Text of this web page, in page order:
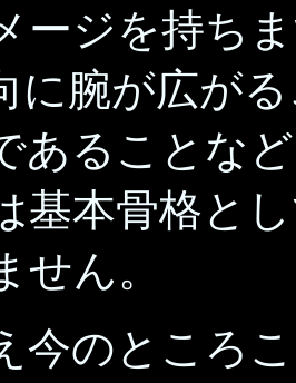
ージを持ち
に腕が広が
あることな
基本骨格と
せん。
のところ